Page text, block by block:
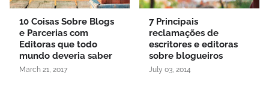
10 Coisas Sobre Blogs
e Parcerias com
Editoras que todo
mundo deveria saber
March 21, 2017
7 Principais
reclamações de
escritores e editoras
sobre blogueiros
July 03, 2014